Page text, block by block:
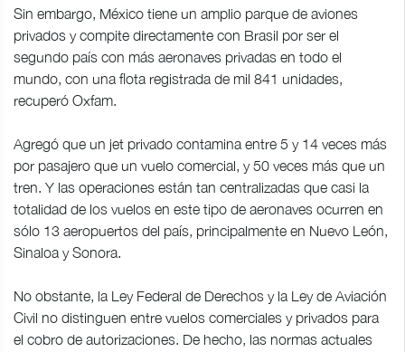
Sin embargo, México tiene un amplio parque de aviones
privados y compite directamente con Brasil por ser el
segundo país con más aeronaves privadas en todo el
mundo, con una flota registrada de mil 841 unidades,
recuperó Oxfam.
Agregó que un jet privado contamina entre 5 y 14 veces más
por pasajero que un vuelo comercial, y 50 veces más que un
tren. Y las operaciones están tan centralizadas que casi la
totalidad de los vuelos en este tipo de aeronaves ocurren en
sólo 13 aeropuertos del país, principalmente en Nuevo León,
Sinaloa y Sonora.
No obstante, la Ley Federal de Derechos y la Ley de Aviación
Civil no distinguen entre vuelos comerciales y privados para
el cobro de autorizaciones. De hecho, las normas actuales